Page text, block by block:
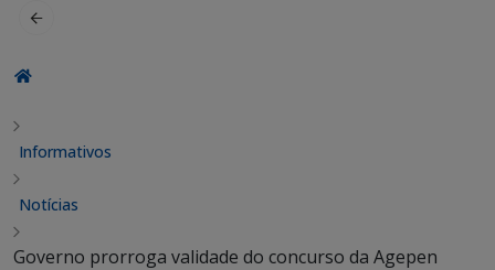
Informativos
Notícias
Governo prorroga validade do concurso da Agepen